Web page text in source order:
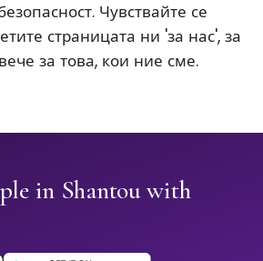
Чувствайте се
страницата ни 'за нас', за
за това, кои ние сме.
in Shantou with